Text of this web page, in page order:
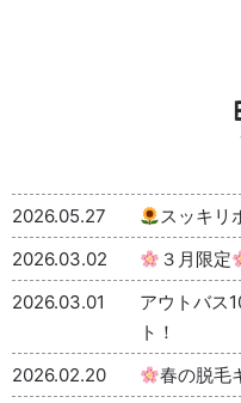
2026.05.27
スッキリ
2026.03.02
３月限定
2026.03.01
アウトバス
ト！
2026.02.20
春の脱毛